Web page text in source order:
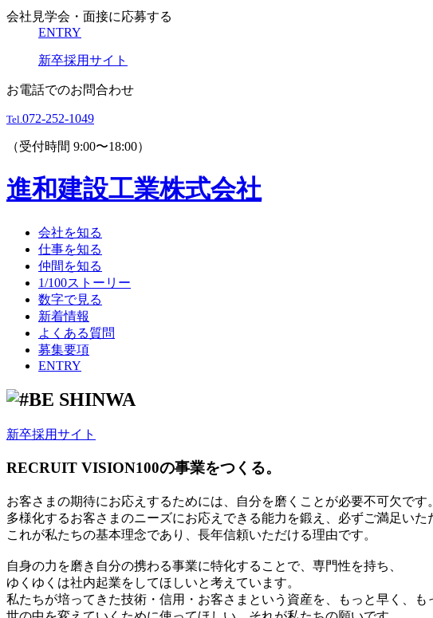
会社見学会・面接に応募する
ENTRY
新卒採用サイト
お電話でのお問合わせ
Tel.072-252-1049
（受付時間 9:00〜18:00）
進和建設工業株式会社
会社を知る
仕事を知る
仲間を知る
1/100ストーリー
数字で見る
新着情報
よくある質問
募集要項
ENTRY
新卒採用サイト
RECRUIT VISION100の事業をつくる。
お客さまの期待にお応えするためには、自分を磨くことが必要不可欠です。
多様化するお客さまのニーズにお応えできる能力を鍛え、必ずご満足いた
これが私たちの基本理念であり、長年信頼いただける理由です。
自身の力を磨き自分の携わる事業に特化することで、専門性を持ち、
ゆくゆくは社内起業をしてほしいと考えています。
私たちが培ってきた技術・信用・お客さまという資産を、もっと早く、も